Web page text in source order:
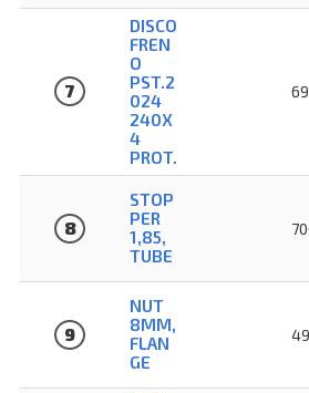
7
DISCO
FREN
O
PST.2
024
240X
4
PROT.
8
STOP
PER
1,85,
TUBE
9
NUT
8MM,
FLAN
GE